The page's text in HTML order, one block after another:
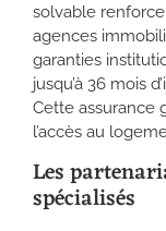
solvable
agences
garanties
jusqu’à 36 mois
Cette assurance
l’accès au
Les
spécialisés